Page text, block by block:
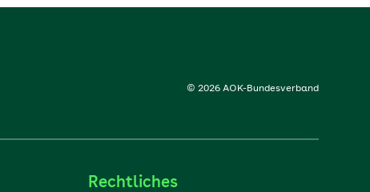
© 2026 AOK-Bundesverband
Rechtliches